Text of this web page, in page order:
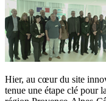
Hier, au cœur du site
tenue une étape clé pour